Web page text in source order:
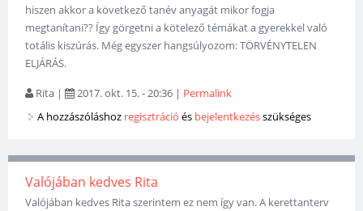
hiszen akkor a következő tanév anyagát mikor fogja
megtanítani?? Így görgetni a kötelező témákat a gyerekkel való
totális kiszúrás. Még egyszer hangsúlyozom: TÖRVÉNYTELEN
ELJÁRÁS.
Rita | 2017. okt. 15. - 20:36 | Permalink
A hozzászóláshoz regisztráció és bejelentkezésszükséges
Valójában kedves Rita
Valójában kedves Rita szerintem ez nem így van. A kerettanterv